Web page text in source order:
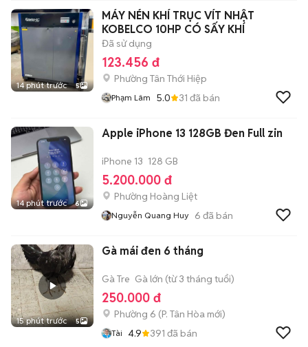
14 phút trước 5
MÁY NÉN KHÍ TRỤC VÍT NHẬT
KOBELCO 10HP CÓ SẤY KHÍ
Đã sử dụng
123.456 đ
Phường Tân Thới Hiệp
Phạm Lâm 5.0 31 đã bán
14 phút trước 6
Apple iPhone 13 128GB Đen Full zin
iPhone 13 128 GB
5.200.000 đ
Phường Hoàng Liệt
Nguyễn Quang Huy 6 đã bán
15 phút trước 5
Gà mái đen 6 tháng
Gà Tre Gà lớn (từ 3 tháng tuổi)
250.000 đ
Phường 6 (P. Tân Hòa mới)
Tài 4.9 391 đã bán